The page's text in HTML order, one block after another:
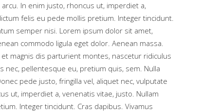
In enim justo, rhoncus ut, imperdiet a,
felis eu pede mollis pretium. Integer tincidunt.
semper nisi. Lorem ipsum dolor sit amet,
commodo ligula eget dolor. Aenean massa.
magnis dis parturient montes, nascetur ridiculus
nec, pellentesque eu, pretium quis, sem. Nulla
pede justo, fringilla vel, aliquet nec, vulputate
ut, imperdiet a, venenatis vitae, justo. Nullam
Integer tincidunt. Cras dapibus. Vivamus